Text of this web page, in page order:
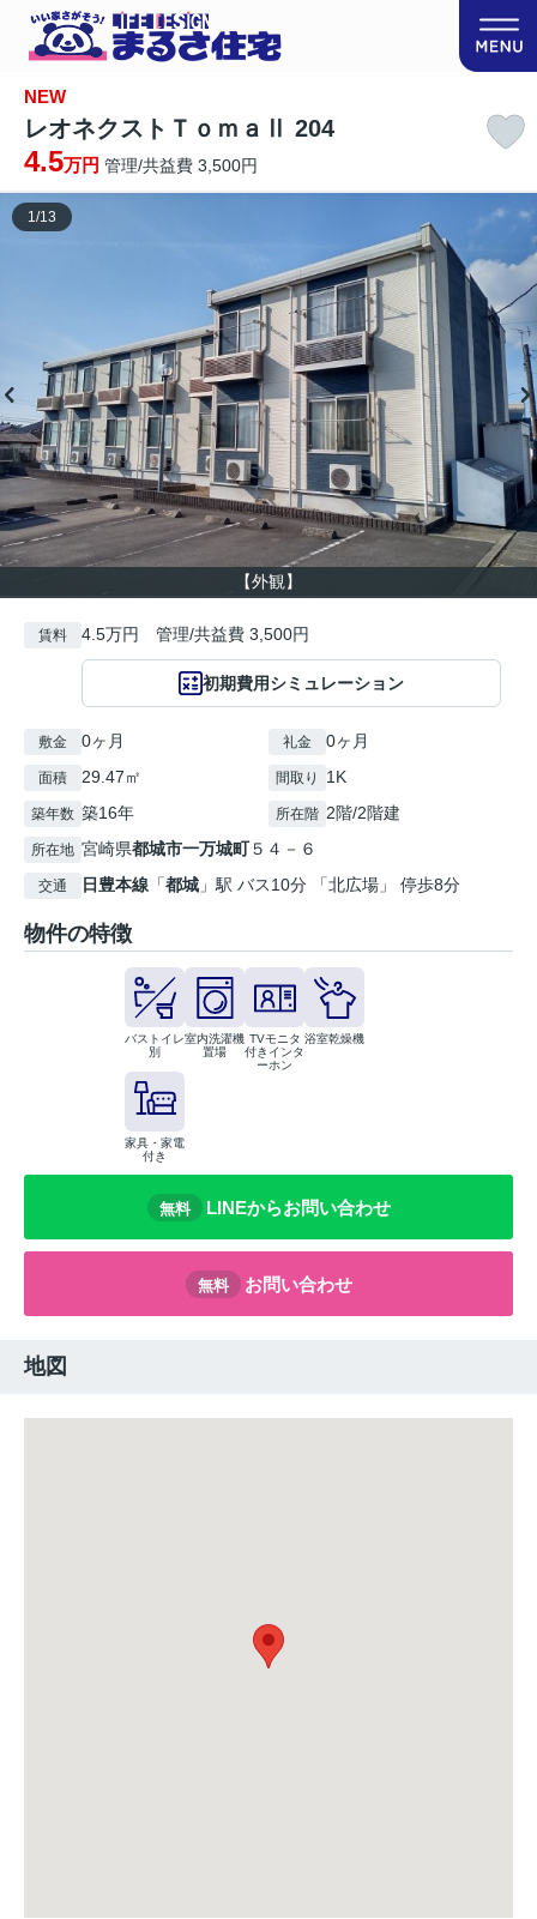
NEW
レオネクストＴｏｍａⅡ 204
4.5万円 管理/共益費 3,500円
【外観】
1/13
賃料 4.5万円 管理/共益費 3,500円
初期費用シミュレーション
敷金 0ヶ月 礼金 0ヶ月
面積 29.47㎡ 間取り 1K
築年数 築16年 所在階 2階/2階建
所在地 宮崎県都城市一万城町５４－６
交通 日豊本線 「都城 」駅 バス10分 「北広場」 停歩8分
物件の特徴
バストイレ
別
室内洗濯機
置場
TVモニタ
付きインタ
ーホン
浴室乾燥機
家具・家電
付き
無料 LINEからお問い合わせ
無料 お問い合わせ
地図